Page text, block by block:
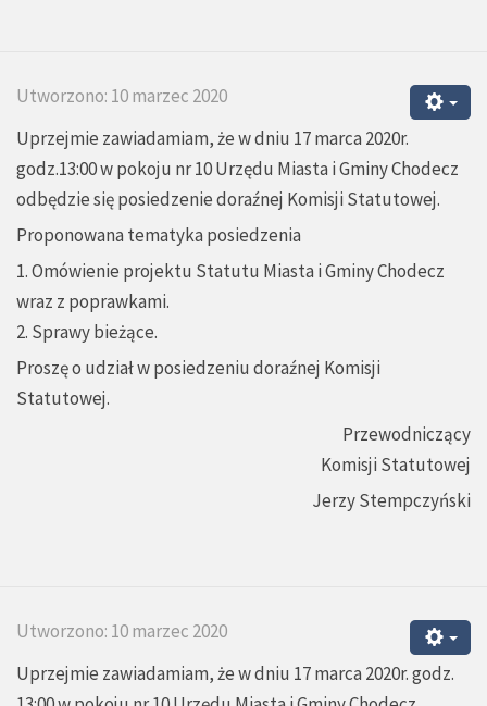
Utworzono: 10 marzec 2020
Uprzejmie zawiadamiam, że w dniu 17 marca 2020r.
godz.13:00 w pokoju nr 10 Urzędu Miasta i Gminy Chodecz
odbędzie się posiedzenie doraźnej Komisji Statutowej.
Proponowana tematyka posiedzenia
1. Omówienie projektu Statutu Miasta i Gminy Chodecz
wraz z poprawkami.
2. Sprawy bieżące.
Proszę o udział w posiedzeniu doraźnej Komisji
Statutowej.
Przewodniczący
Komisji Statutowej
Jerzy Stempczyński
Utworzono: 10 marzec 2020
Uprzejmie zawiadamiam, że w dniu 17 marca 2020r. godz.